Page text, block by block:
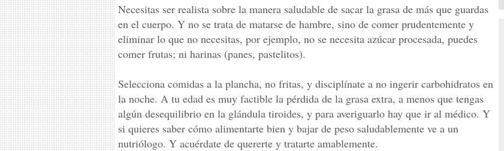
Necesitas ser realista sobre la manera saludable de sacar la grasa de más que guardas
en el cuerpo. Y no se trata de matarse de hambre, sino de comer prudentemente y
eliminar lo que no necesitas, por ejemplo, no se necesita azúcar procesada, puedes
comer frutas; ni harinas (panes, pastelitos).
Selecciona comidas a la plancha, no fritas, y disciplínate a no ingerir carbohidratos en
la noche. A tu edad es muy factible la pérdida de la grasa extra, a menos que tengas
algún desequilibrio en la glándula tiroides, y para averiguarlo hay que ir al médico. Y
si quieres saber cómo alimentarte bien y bajar de peso saludablemente ve a un
nutriólogo. Y acuérdate de quererte y tratarte amablemente.